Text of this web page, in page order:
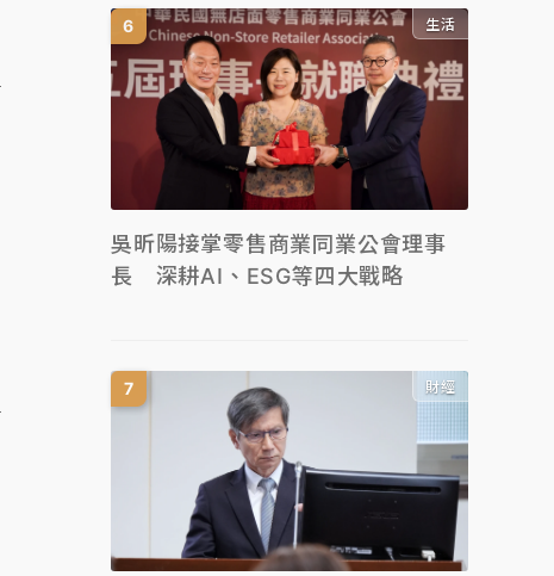
生活
吳昕陽接掌零售商業同業公會理事
長 深耕AI、ESG等四大戰略
財經